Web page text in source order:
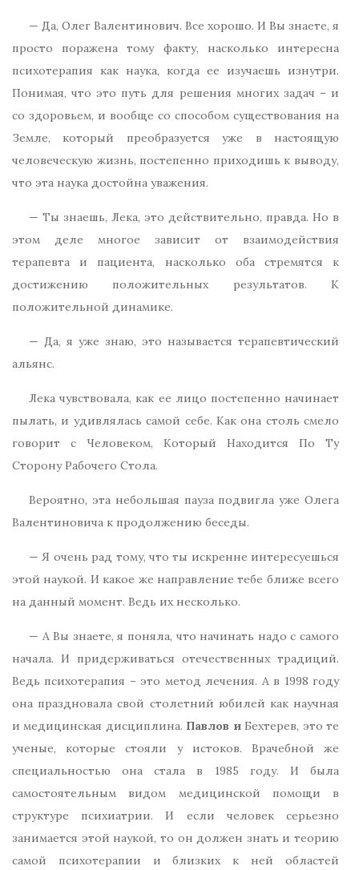
— Да, Олег Валентинович. Все хорошо. И Вы знаете, я
просто поражена тому факту, насколько интересна
психотерапия как наука, когда ее изучаешь изнутри.
Понимая, что это путь для решения многих задач – и
со здоровьем, и вообще со способом существования на
Земле, который преобразуется уже в настоящую
человеческую жизнь, постепенно приходишь к выводу,
что эта наука достойна уважения.
— Ты знаешь, Лека, это действительно, правда. Но в
этом деле многое зависит от взаимодействия
терапевта и пациента, насколько оба стремятся к
достижению положительных результатов. К
положительной динамике.
— Да, я уже знаю, это называется терапевтический
альянс.
Лека чувствовала, как ее лицо постепенно начинает
пылать, и удивлялась самой себе. Как она столь смело
говорит с Человеком, Который Находится По Ту
Сторону Рабочего Стола.
Вероятно, эта небольшая пауза подвигла уже Олега
Валентиновича к продолжению беседы.
— Я очень рад тому, что ты искренне интересуешься
этой наукой. И какое же направление тебе ближе всего
на данный момент. Ведь их несколько.
— А Вы знаете, я поняла, что начинать надо с самого
начала. И придерживаться отечественных традиций.
Ведь психотерапия – это метод лечения. А в 1998 году
она праздновала свой столетний юбилей как научная
и медицинская дисциплина. Павлов и Бехтерев, это те
ученые, которые стояли у истоков. Врачебной же
специальностью она стала в 1985 году. И была
самостоятельным видом медицинской помощи в
структуре психиатрии. И если человек серьезно
занимается этой наукой, то он должен знать и теорию
самой психотерапии и близких к ней областей